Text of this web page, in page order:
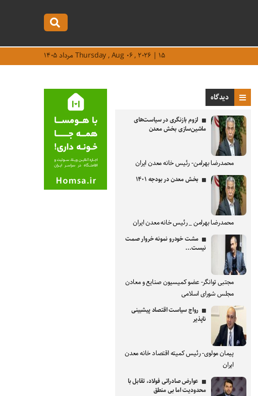
Thursday , Aug ۰۶ , ۲۰۲۶ | ۱۵ مرداد ۱۴۰۵
دیدگاه
لزوم بازنگری در سیاست‌های
ماشین‌سازی بخش معدن
محمدرضا بهرامن- رئیس خانه معدن ایران
بخش معدن در بودجه ۱۴۰۱
محمدرضا بهرامن _ رئیس خانه معدن ایران
مشت خودرو نمونه خروار صمت
نیست...
مجتبی توانگر- عضو کمیسیون صنایع و معادن
مجلس شورای اسلامی
رواج سیاست اقتصاد پیشبینی
ناپذیر
پیمان مولوی- رئیس کمیته اقتصاد خانه معدن
ایران
عوارض صادراتی فولاد، تقابل با
محدودیت اما بی منطق